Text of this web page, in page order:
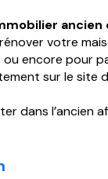
votre
ou encore pour
sur le site
dans